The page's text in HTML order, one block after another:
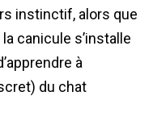
instinctif, alors que
canicule s’installe
à
du chat